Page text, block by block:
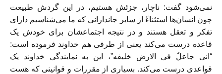
نمی‌شود گفت: ناچار، جزئش هستیم، در این گردش طبیعت
چون انسان‌ها استثناءً از سایر جاندارانی که ما می‌شناسیم دارای
تفکر و تعقل هستند و در نتیجه اجتماعشان برای خودش یک
قاعده درست می‌کند یعنی از طرفی هم خداوند فرموده است:
“انی جاعلٌ فی الارض خلیفه”، این به نمایندگی خداوند یک
قواعدی درست می‌کند. بسیاری از مقررات و قوانینی که هست